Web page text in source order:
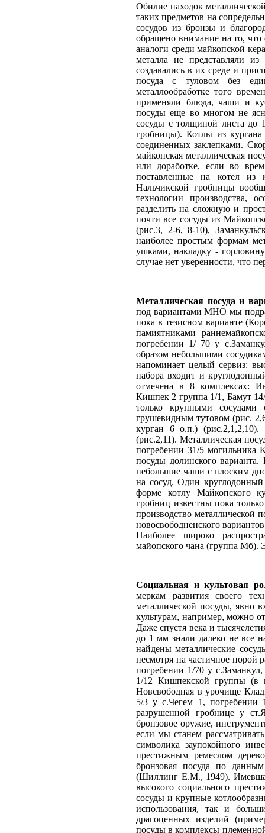
Обилие находок
таких предметов на
сосудов из бронзы и
обращено внимание на то,
аналоги среди майкопской
металла не представляли
создавались в их среде и
посуда с туловом без
металлообработке того
применяли блюда, чаши и
посуды еще во многом не
сосуды с толщиной листа до
гробницы). Котлы из
соединенных заклепками.
майкопская металлическая
или доработке, если во
поставленные на котел из
Нальчикской гробницы
технологии производства,
разделить на сложную и
почти все сосуды из
(рис.3, 2-6, 8-10),
наиболее простым формам
ушками, накладку -
случае нет уверенности, что
Металлическая посуда и
под вариантами МНО мы
пока в тезисном варианте
памиятниками
погребении 1/ 70 у
образом небольшими
напоминает целый сервиз:
набора входит и
отмечена в 8 комплексах:
Кишпек 2 группа 1/1, Бамут
только крупными
грушевидным тутовом (рис.
курган 6 о.п.)
(рис.2,11). Металлическая
погребении 31/5 могильника
посуды долинского
небольшие чаши с плоским
на сосуд. Один
форме котлу Майкопского
гробниц известны пока
производство металлической
новосвободненского
Наиболее широко
майопского чана (группа Мб).
Социальная и культовая
меркам развития своего
металлической посуды, явно
культурам, например, можно
Даже спустя века и
до 1 мм знали далеко не все
найдены металлические
несмотря на частичное порой
погребении 1/70 у
1/12 Кишпекской группы (в
Новсвободная в урочище
5/3 у с.Чегем 1, погребении
разрушенной гробнице у
бронзовое оружие,
если мы станем
символика заупокойного
престижным ремеслом
бронзовая посуда по
(Шиллинг Е.М., 1949). Имевшая
высокого социального
сосуды и крупные
использования, так и
драгоценных изделий
посуды в комплексы